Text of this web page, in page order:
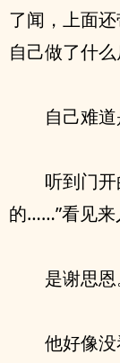
了闻，上面
自己做了什
自己难
听到门
的……”看见来
是谢思恩
他好像